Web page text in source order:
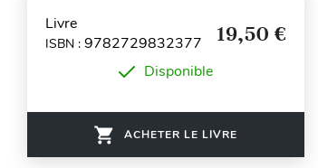
Livre
ISBN : 9782729832377 19,50 €
Disponible
ACHETER LE LIVRE